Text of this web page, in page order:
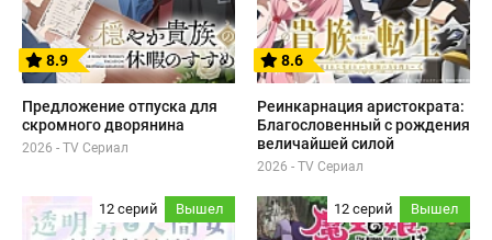
8.9
Предложение отпуска для
скромного дворянина
2026 - TV Сериал
8.6
Реинкарнация аристократа:
Благословенный с рождения
величайшей силой
2026 - TV Сериал
12 серий Вышел 12 серий Вышел